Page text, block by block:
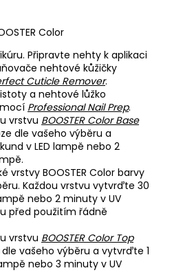
Color
Připravte nehty k aplikaci
nehtové kůžičky
Cuticle Remover.
a nehtové lůžko
Professional Nail Prep.
vrstvu BOOSTER Color Base
dle vašeho výběru a
v LED lampě nebo 2
vrstvy BOOSTER Color barvy
Každou vrstvu vytvrďte 30
nebo 2 minuty v UV
před použitím řádně
vrstvu BOOSTER Color Top
vašeho výběru a vytvrďte 1
nebo 3 minuty v UV